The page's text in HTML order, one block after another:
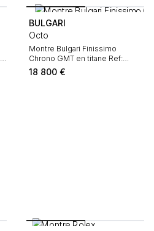
BULGARI
Octo
Montre Bulgari Finissimo
Chrono GMT en titane Ref:
Bulgari - BGO42TXT6H6HT Vers
2022 - "Octo 10th anniversary"
18 800 €